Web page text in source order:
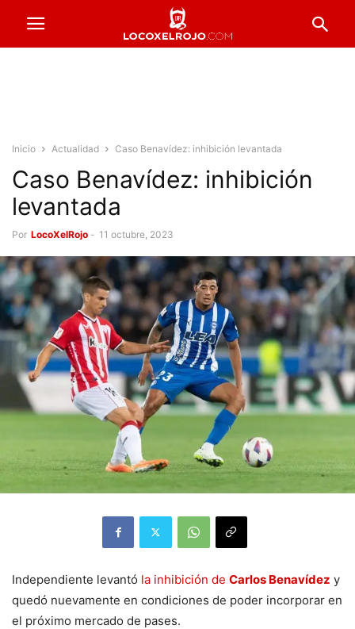
Inicio Actualidad Caso Benavídez: inhibición levantada
Caso Benavídez: inhibición
levantada
Por LocoXelRojo - 11 octubre, 2023
Independiente levantó la inhibición de Carlos Benavídez y
quedó nuevamente en condiciones de poder incorporar en
el próximo mercado de pases.